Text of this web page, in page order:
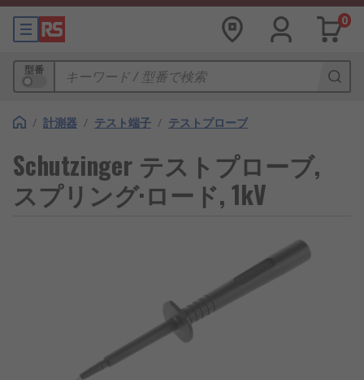
0
型番
/ 計測器 / テスト端子 / テストプローブ
Schutzinger テストプローブ,
スプリング·ロード, 1kV